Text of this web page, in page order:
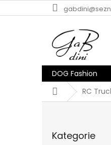
na
DOG Fashion
DomůRC
kategorie
Kategorie